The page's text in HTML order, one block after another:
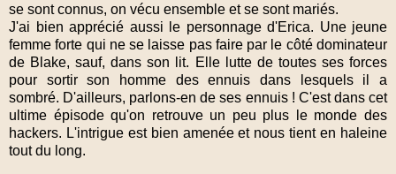
se sont connus, on vécu ensemble et se sont mariés.
J'ai bien apprécié aussi le personnage d'Erica. Une jeune
femme forte qui ne se laisse pas faire par le côté dominateur
de Blake, sauf, dans son lit. Elle lutte de toutes ses forces
pour sortir son homme des ennuis dans lesquels il a
sombré. D'ailleurs, parlons-en de ses ennuis ! C'est dans cet
ultime épisode qu'on retrouve un peu plus le monde des
hackers. L'intrigue est bien amenée et nous tient en haleine
tout du long.